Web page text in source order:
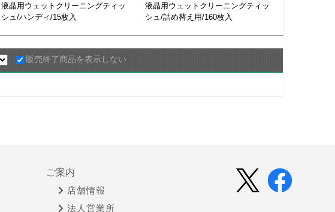
液晶用ウェットクリーニングティッ
シュ/ハンディ/15枚入
液晶用ウェットクリーニングティッ
シュ/詰め替え用/160枚入
販売終了商品を表示しない
ご案内
店舗情報
法人営業所